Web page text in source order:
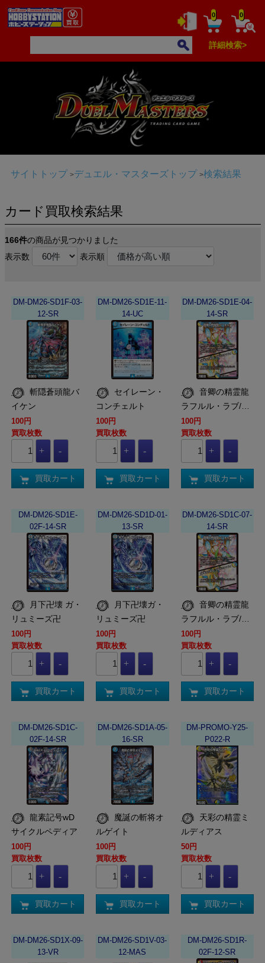
0 0
詳細検索>
サイトトップ デュエル・マスターズトップ 検索結果
カード買取検索結果
166件の商品が見つかりました
表示数
表示順
DM-DM26-SD1F-03-
12-SR
イケン
100円
買取枚数
買取カート
DM-DM26-SD1E-11-
14-UC
コンチェルト
100円
買取枚数
買取カート
DM-DM26-SD1E-04-
14-SR
ラフルル・ラブ/…
100円
買取枚数
買取カート
DM-DM26-SD1E-
02F-14-SR
リュミーズ卍
100円
買取枚数
買取カート
DM-DM26-SD1D-01-
13-SR
リュミーズ卍
100円
買取枚数
買取カート
DM-DM26-SD1C-07-
14-SR
ラフルル・ラブ/…
100円
買取枚数
買取カート
DM-DM26-SD1C-
02F-14-SR
サイクルペディア
100円
買取枚数
買取カート
DM-DM26-SD1A-05-
16-SR
ルゲイト
100円
買取枚数
買取カート
DM-PROMO-Y25-
P022-R
ルディアス
50円
買取枚数
買取カート
DM-DM26-SD1X-09-
13-VR
DM-DM26-SD1V-03-
12-MAS
DM-DM26-SD1R-
02F-12-SR